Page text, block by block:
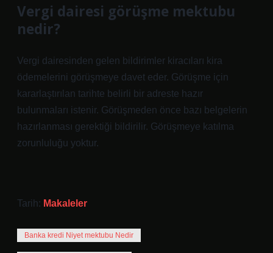
Vergi dairesi görüşme mektubu
nedir?
Vergi dairesinden gelen bildirimler kiracıları kira
ödemelerini görüşmeye davet eder. Görüşme için
kararlaştırılan tarihte belirli bir adreste hazır
bulunmaları istenir. Görüşmeden önce bazı belgelerin
hazırlanması gerektiği bildirilir. Görüşmeye katılma
zorunluluğu yoktur.
Tarih: Makaleler
Banka kredi Niyet mektubu Nedir